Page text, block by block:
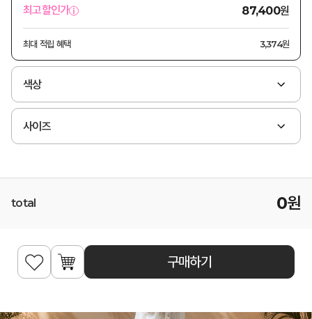
최고할인가 87,400원
최대 적립 혜택 3,374원
색상
사이즈
total 0원
구매하기